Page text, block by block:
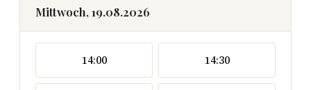
Mittwoch, 19.08.2026
14:00 14:30